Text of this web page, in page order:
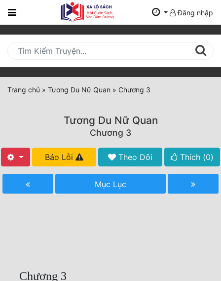
Trang
Mới
Cập
Nhật
(current)
Tất Cả
Truyện Convert
Đăng nhập
Trang chủ » Tương Du Nữ Quan » Chương 3
Tương Du Nữ Quan
Chương 3
Báo Lỗi Theo Dõi Thích (0)
Mục Lục